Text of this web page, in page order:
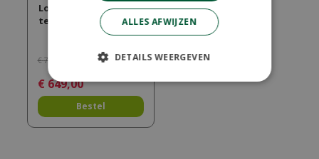
Loungeset harper
terra
€ 799
€ 649,00
Bestel
ALLES AFWIJZEN
DETAILS WEERGEVEN